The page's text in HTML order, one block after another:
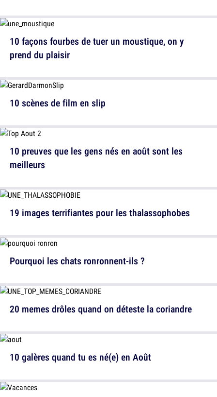
10 façons fourbes de tuer un moustique, on y
prend du plaisir
10 preuves que les gens nés en août sont les
meilleurs
Pourquoi les chats ronronnent-ils ?
10 galères quand tu es né(e) en Août
10 scènes de film en slip
19 images terrifiantes pour les thalassophobes
20 memes drôles quand on déteste la coriandre